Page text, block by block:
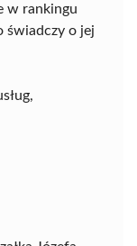
w rankingu
świadczy o jej